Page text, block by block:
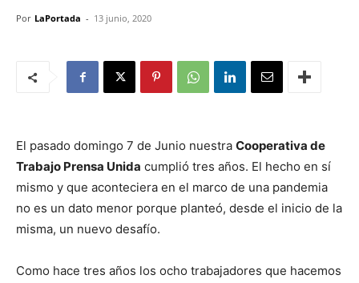
Por LaPortada - 13 junio, 2020
El pasado domingo 7 de Junio nuestra Cooperativa de
Trabajo Prensa Unida cumplió tres años. El hecho en sí
mismo y que aconteciera en el marco de una pandemia
no es un dato menor porque planteó, desde el inicio de la
misma, un nuevo desafío.
Como hace tres años los ocho trabajadores que hacemos